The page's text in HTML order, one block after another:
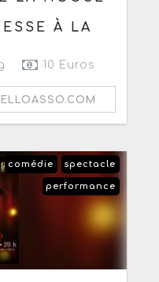
À LA
10 Euros
spectacle
comédie
performance